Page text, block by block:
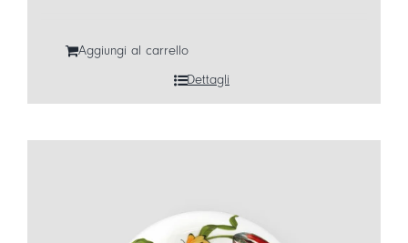
Aggiungi al carrello
Dettagli